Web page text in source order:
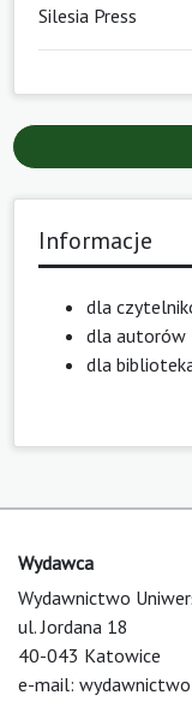
Silesia Press
Informacje
dla
dla autorów
dla
Wydawca
Wydawnictwo
ul. Jordana 18
40-043 Katowice
e-mail: